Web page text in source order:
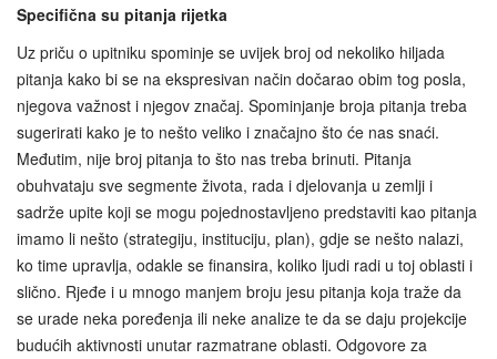
Specifična su pitanja rijetka
Uz priču o upitniku spominje se uvijek broj od nekoliko hiljada
pitanja kako bi se na ekspresivan način dočarao obim tog posla,
njegova važnost i njegov značaj. Spominjanje broja pitanja treba
sugerirati kako je to nešto veliko i značajno što će nas snaći.
Međutim, nije broj pitanja to što nas treba brinuti. Pitanja
obuhvataju sve segmente života, rada i djelovanja u zemlji i
sadrže upite koji se mogu pojednostavljeno predstaviti kao pitanja
imamo li nešto (strategiju, instituciju, plan), gdje se nešto nalazi,
ko time upravlja, odakle se finansira, koliko ljudi radi u toj oblasti i
slično. Rjeđe i u mnogo manjem broju jesu pitanja koja traže da
se urade neka poređenja ili neke analize te da se daju projekcije
budućih aktivnosti unutar razmatrane oblasti. Odgovore za